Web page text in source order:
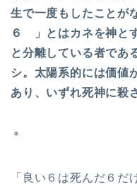
生で一度もしたことが
６ 」とはカネを神と
と分離している者で
シ。太陽系的には価値
あり、いずれ死神に殺
＊
「良い６は死んだ６だ